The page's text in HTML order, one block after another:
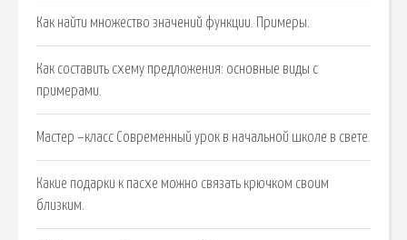
Как найти множество значений функции. Примеры.
Как составить схему предложения: основные виды с
примерами.
Мастер –класс Современный урок в начальной школе в свете.
Какие подарки к пасхе можно связать крючком своим
близким.